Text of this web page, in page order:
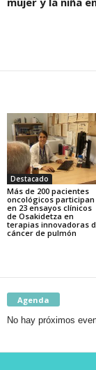
Destacado
Más de 200 pacientes
oncológicos participan
en 23 ensayos clínicos
de Osakidetza en
terapias innovadoras
cáncer de pulmón
Agenda
No hay próximos